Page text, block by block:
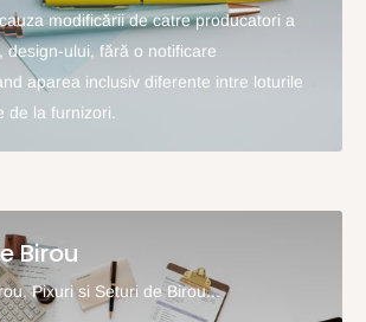
modificării de catre producatori a
design-ului, fără o notificare
aparea inclusiv diferente intre loturile
de la furnizori.
Birou
Pixuri si Seturi de Birou...